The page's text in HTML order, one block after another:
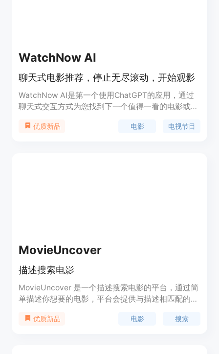
WatchNow AI
聊天式电影推荐，停止无尽滚动，开始观影
WatchNow AI是第一个使用ChatGPT的应用，通过
聊天式交互方式为您找到下一个值得一看的电影或电
个性化推荐。保证帮助您停止无尽滚动，开始观影！
优质新品 电影 电视节目
MovieUncover
描述搜索电影
MovieUncover 是一个描述搜索电影的平台，通过简
单描述你想要的电影，平台会提供与描述相匹配的电
要观看的电影。
优质新品 电影 搜索